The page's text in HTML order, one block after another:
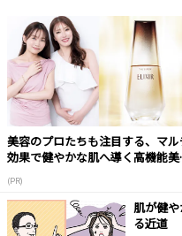
美容のプロたちも注目する、マ
効果で健やかな肌へ導く高機能
(PR)
肌が健
る近道